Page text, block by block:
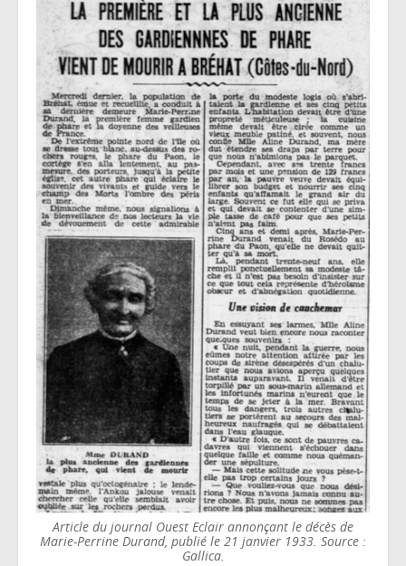
Article du journal Ouest Eclair annonçant le décès de
Marie-Perrine Durand, publié le 21 janvier 1933. Source :
Gallica.